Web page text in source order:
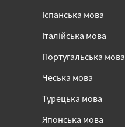
Іспанська мова
Італійська мова
Португальська мова
Чеська мова
Турецька мова
Японська мова